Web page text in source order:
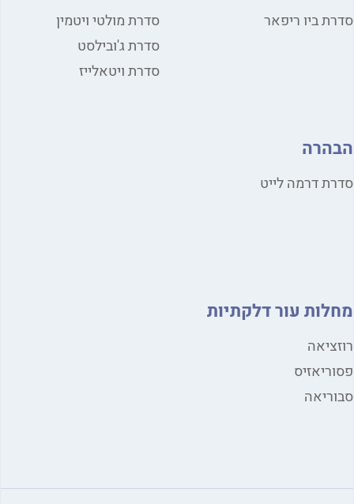
סדרת ביו ריפאר
סדרת מולטי ויטמין
סדרת ג'ובילסט
סדרת ויטאלייז
הבהרה
סדרת דרמה לייט
מחלות עור דלקתיות
רוזציאה
פסוריאזיס
סבוריאה